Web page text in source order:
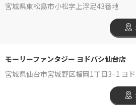
宮城県東松島市小松字上浮足43番地
モーリーファンタジー ヨドバシ仙台店
宮城県仙台市宮城野区榴岡1丁目3−1 ヨ